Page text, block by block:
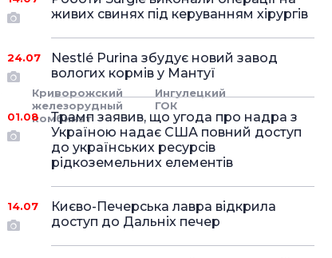
Криворожский
железорудный
комбинат
Ингулецкий
ГОК
живих свинях під керуванням хірургів
24.07
Nestlé Purina збудує новий завод
вологих кормів у Мантуї
01.08
Трамп заявив, що угода про надра з
Україною надає США повний доступ
до українських ресурсів
рідкоземельних елементів
14.07
Києво-Печерська лавра відкрила
доступ до Дальніх печер